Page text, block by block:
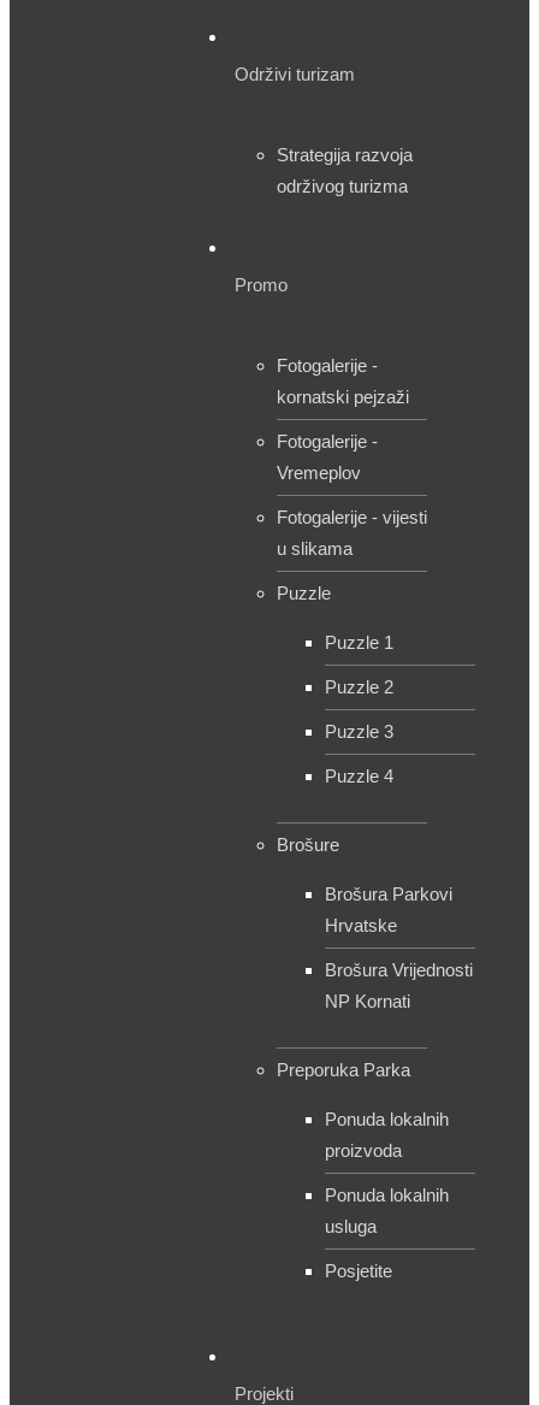
Održivi turizam
Strategija razvoja
održivog turizma
Promo
Fotogalerije -
kornatski pejzaži
Fotogalerije -
Vremeplov
Fotogalerije - vijesti
u slikama
Puzzle
Puzzle 1
Puzzle 2
Puzzle 3
Puzzle 4
Brošure
Brošura Parkovi
Hrvatske
Brošura Vrijednosti
NP Kornati
Preporuka Parka
Ponuda lokalnih
proizvoda
Ponuda lokalnih
usluga
Posjetite
Projekti